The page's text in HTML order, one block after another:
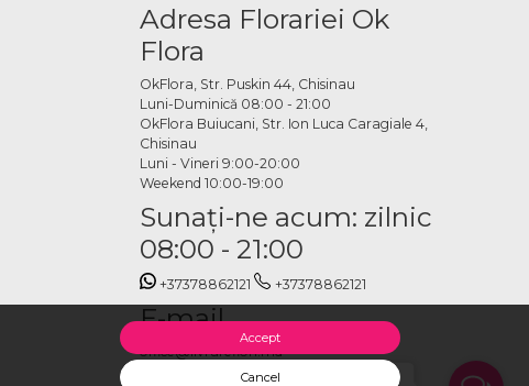
Accept
Cancel
Adresa Florariei Ok
Flora
OkFlora, Str. Puskin 44, Chisinau
Luni-Duminică 08:00 - 21:00
OkFlora Buiucani, Str. Ion Luca Caragiale 4,
Chisinau
Luni - Vineri 9:00-20:00
Weekend 10:00-19:00
Sunaţi-ne acum: zilnic
08:00 - 21:00
+37378862121 +37378862121
E-mail
office@livrareflori.md
Salut, cu ce te putem